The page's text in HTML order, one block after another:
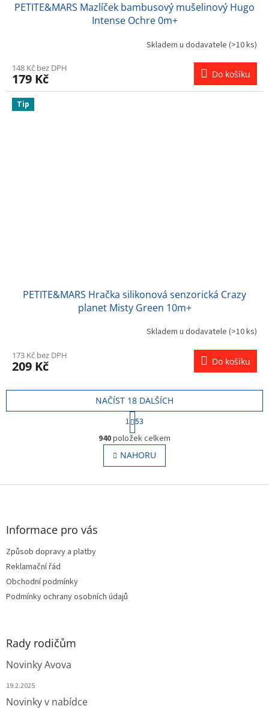
PETITE&MARS Mazlíček bambusový mušelinový Hugo
Intense Ochre 0m+
Skladem u dodavatele (>10 ks)
148 Kč bez DPH
179 Kč Do košíku
Tip
PETITE&MARS Hračka silikonová senzorická Crazy
planet Misty Green 10m+
Skladem u dodavatele (>10 ks)
173 Kč bez DPH
209 Kč Do košíku
O
v
l
á
a
NAČÍST 18 DALŠÍCH
S
t
r
á
n
k
v
1 53
940položek celkem
NAHORU
Z
Informace pro vás
Způsob dopravy a platby
Reklamační řád
Obchodní podmínky
Podmínky ochrany osobních údajů
Rady rodičům
Novinky Avova
19.2.2025
Novinky v nabídce